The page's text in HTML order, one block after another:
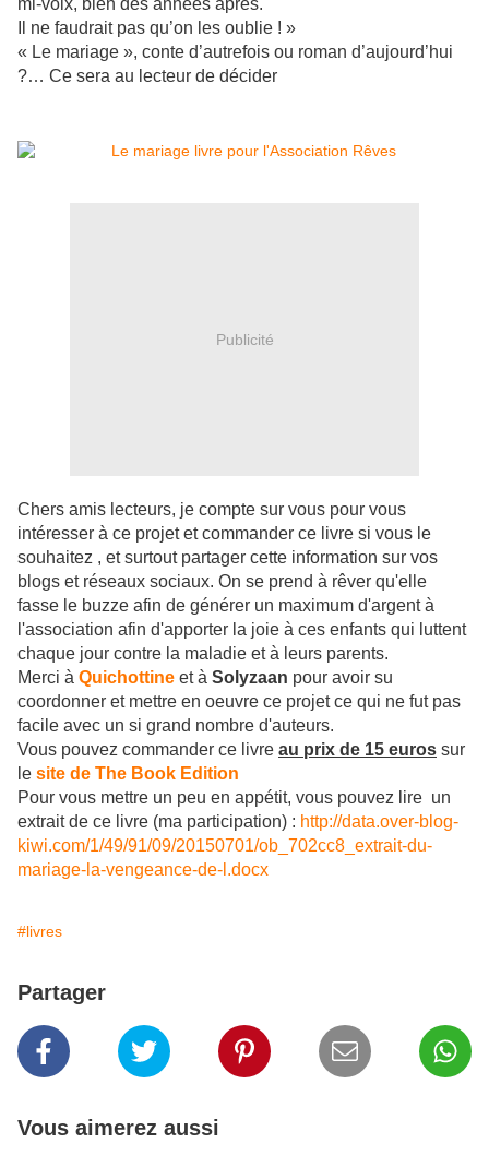
mi-voix, bien des années après.
Il ne faudrait pas qu’on les oublie ! »
« Le mariage », conte d’autrefois ou roman d’aujourd’hui
?… Ce sera au lecteur de décider
Publicité
Chers amis lecteurs, je compte sur vous pour vous
intéresser à ce projet et commander ce livre si vous le
souhaitez , et surtout partager cette information sur vos
blogs et réseaux sociaux. On se prend à rêver qu'elle
fasse le buzze afin de générer un maximum d'argent à
l'association afin d'apporter la joie à ces enfants qui luttent
chaque jour contre la maladie et à leurs parents.
Merci à Quichottine et à Solyzaan pour avoir su
coordonner et mettre en oeuvre ce projet ce qui ne fut pas
facile avec un si grand nombre d'auteurs.
Vous pouvez commander ce livre au prix de 15 euros sur
le site de The Book Edition
Pour vous mettre un peu en appétit, vous pouvez lire un
extrait de ce livre (ma participation) : http://data.over-blog-
kiwi.com/1/49/91/09/20150701/ob_702cc8_extrait-du-
mariage-la-vengeance-de-l.docx
#livres
Partager
Vous aimerez aussi